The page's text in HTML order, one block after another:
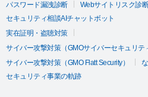
パスワード漏洩診断
Webサイトリスク診断
セキュリティ相談AIチャットボット
実在証明・盗聴対策
サイバー攻撃対策（GMOサイバーセキュリテ
サイバー攻撃対策（GMO Flatt Security）
セキュリティ事業の軌跡